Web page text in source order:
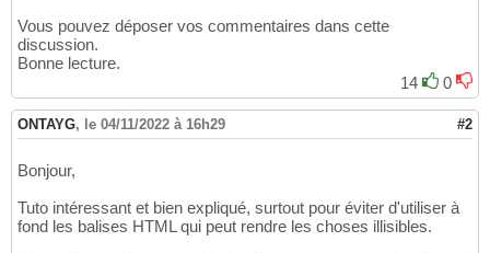
Vous pouvez déposer vos commentaires dans cette
discussion.
Bonne lecture.
14
0
ONTAYG, le 04/11/2022 à 16h29 #2
Bonjour,
Tuto intéressant et bien expliqué, surtout pour éviter d'utiliser à
fond les balises HTML qui peut rendre les choses illisibles.